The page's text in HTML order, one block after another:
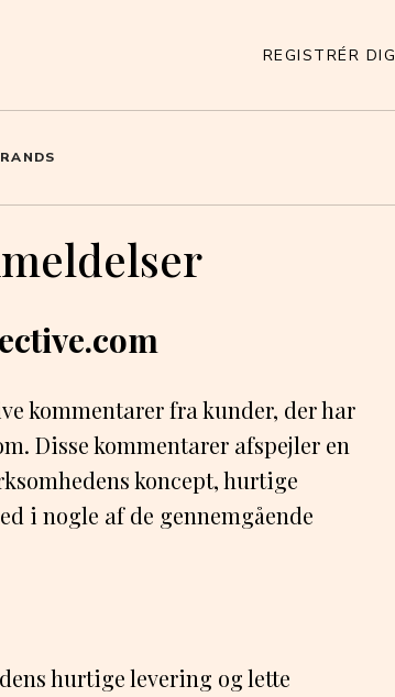
REGISTRÉR DIG
kommentarer fra kunder, der har
Disse kommentarer afspejler en
koncept, hurtige
i nogle af de gennemgående
hurtige levering og lette